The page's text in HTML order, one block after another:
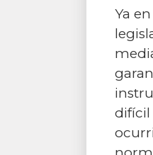
Ya
difícil